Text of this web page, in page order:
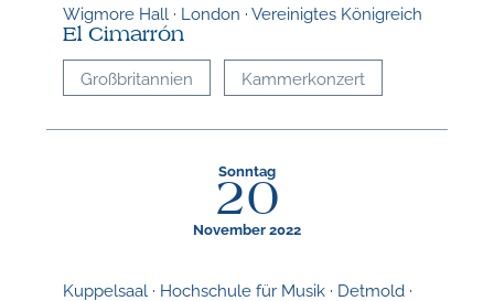
Wigmore Hall · London · Vereinigtes Königreich
El Cimarrón
Großbritannien Kammerkonzert
Sonntag
20
November 2022
Kuppelsaal · Hochschule für Musik · Detmold ·